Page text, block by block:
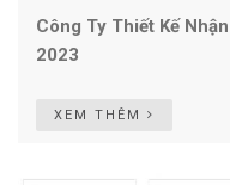
Công Ty Thiết Kế
2023
XEM THÊM